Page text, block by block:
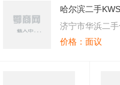
哈尔滨二手
二手KWS25L
济宁市华浜二
司
价格：面议